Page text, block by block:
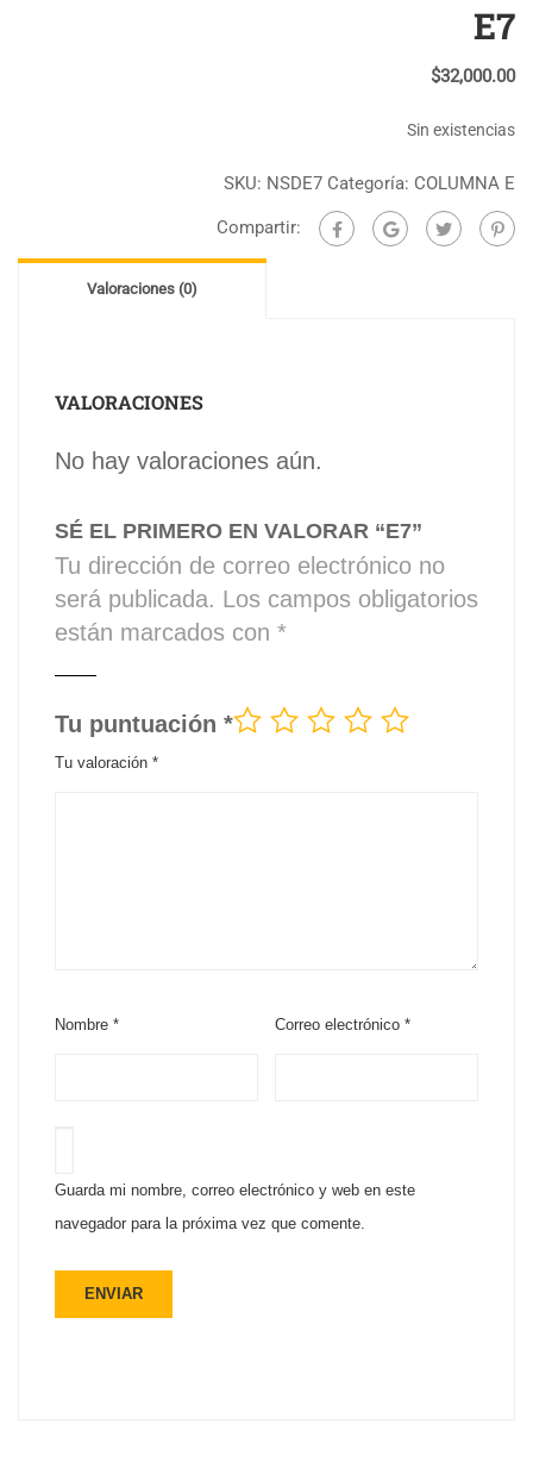
E7
$32,000.00
Sin existencias
SKU: NSDE7 Categoría: COLUMNA E
Compartir:
Valoraciones (0)
VALORACIONES
No hay valoraciones aún.
SÉ EL PRIMERO EN VALORAR “E7”
Tu dirección de correo electrónico no
será publicada. Los campos obligatorios
están marcados con *
Tu puntuación *
Tu valoración *
Nombre * Correo electrónico*
Guarda mi nombre, correo electrónico y web en este
navegador para la próxima vez que comente.